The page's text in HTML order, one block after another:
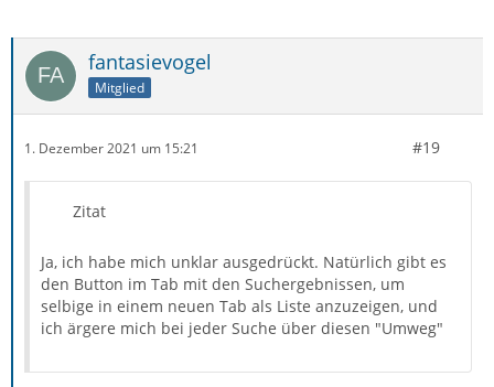
fantasievogel
Mitglied
1. Dezember 2021 um 15:21 #19
Zitat
Ja, ich habe mich unklar ausgedrückt. Natürlich gibt es
den Button im Tab mit den Suchergebnissen, um
selbige in einem neuen Tab als Liste anzuzeigen, und
ich ärgere mich bei jeder Suche über diesen "Umweg"